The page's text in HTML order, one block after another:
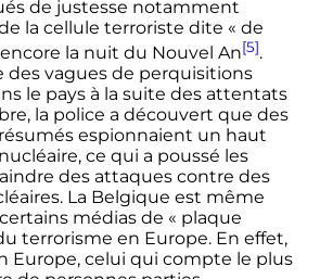
de justesse notamment
la cellule terroriste dite « de
la nuit du Nouvel An[5].
des vagues de perquisitions
le pays à la suite des attentats
la police a découvert que des
espionnaient un haut
ce qui a poussé les
des attaques contre des
La Belgique est même
médias de « plaque
terrorisme en Europe. En effet,
Europe, celui qui compte le plus